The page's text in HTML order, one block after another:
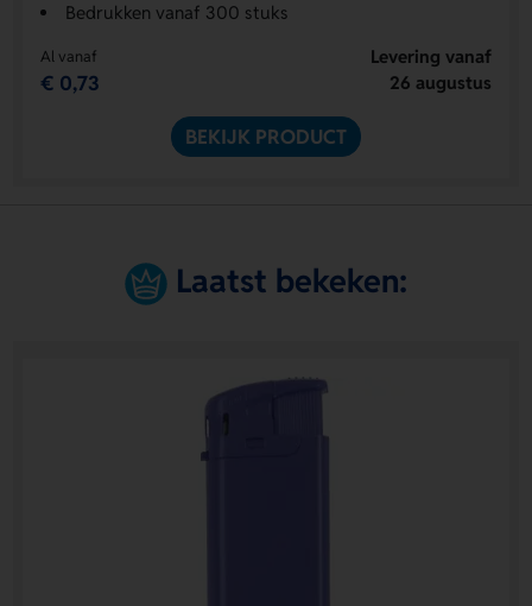
Bedrukken vanaf 300 stuks
Al vanaf
€ 0,73
Levering vanaf
26 augustus
BEKIJK PRODUCT
Laatst bekeken: